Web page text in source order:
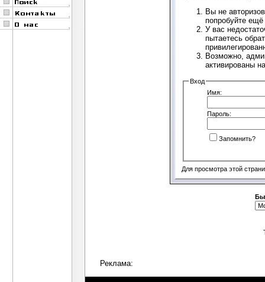
Вы не
попробуйте ещё
У вас
пытаетесь
Возможно,
активированы
Вход
Имя:
Пароль:
Запомнить?
Для просмотра этой
Реклама: